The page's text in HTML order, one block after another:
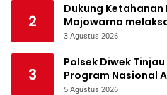
2
Dukung Ketahanan
Mojowarno
Tanaman Jagung
3 Agustus 2026
3
Polsek Diwek
Program Nasional
5 Agustus 2026